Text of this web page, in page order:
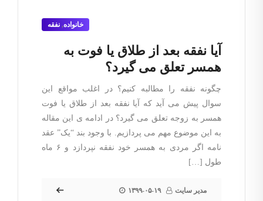
خانواده, نفقه
آیا نفقه بعد از طلاق یا فوت به
همسر تعلق می گیرد؟
چگونه نفقه را مطالبه کنیم؟ در اغلب مواقع این
سوال پیش می آید که آیا نفقه بعد از طلاق یا فوت
همسر به زوجه تعلق می گیرد؟ در ادامه ی این مقاله
به این موضوع مهم می پردازیم. با وجود بند “یک” عقد
نامه اگر مردی به همسر خود نفقه نپردازد و ۶ ماه
طول […]
مدیر سایت ۱۳۹۹-۰۵-۱۹